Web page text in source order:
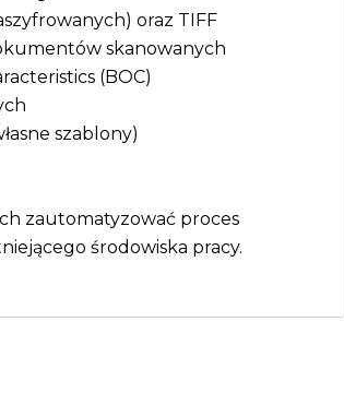
oraz TIFF
skanowanych
(BOC)
szablony)
zautomatyzować proces
środowiska pracy.